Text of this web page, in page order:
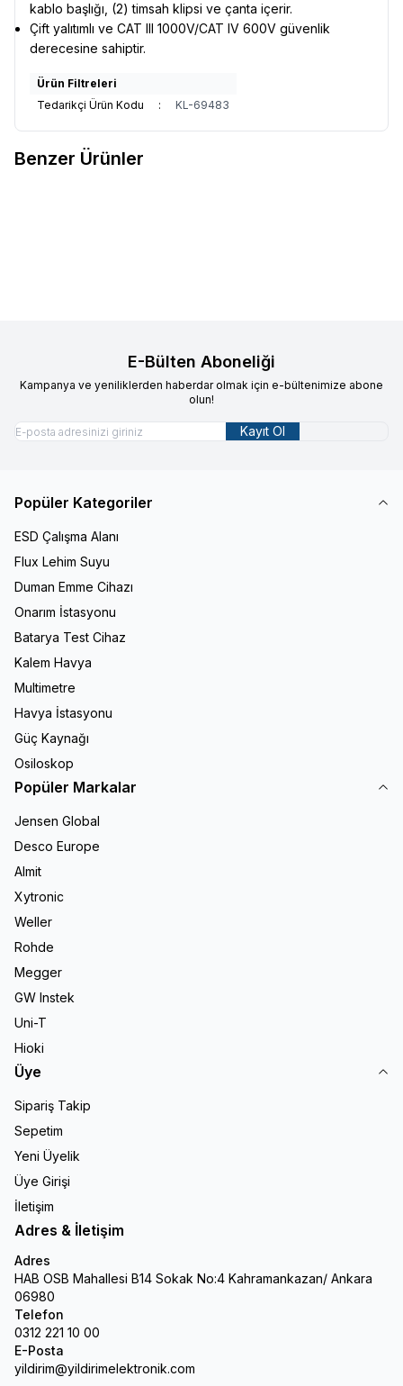
kablo başlığı, (2) timsah klipsi ve çanta içerir.
Çift yalıtımlı ve CAT III 1000V/CAT IV 600V güvenlik
derecesine sahiptir.
Ürün Filtreleri
Tedarikçi Ürün Kodu
: KL-69483
Benzer Ürünler
E-Bülten Aboneliği
Kampanya ve yeniliklerden haberdar olmak için e-bültenimize abone
olun!
Kayıt Ol
Popüler Kategoriler
ESD Çalışma Alanı
Flux Lehim Suyu
Duman Emme Cihazı
Onarım İstasyonu
Batarya Test Cihaz
Kalem Havya
Multimetre
Havya İstasyonu
Güç Kaynağı
Osiloskop
Popüler Markalar
Jensen Global
Desco Europe
Almit
Xytronic
Weller
Rohde
Megger
GW Instek
Uni-T
Hioki
Üye
Sipariş Takip
Sepetim
Yeni Üyelik
Üye Girişi
İletişim
Adres & İletişim
Adres
HAB OSB Mahallesi B14 Sokak No:4 Kahramankazan/ Ankara
06980
Telefon
0312 221 10 00
E-Posta
yildirim@yildirimelektronik.com